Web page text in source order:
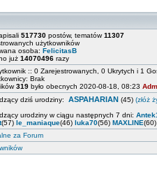
517730 postów, tematów11307
użytkowników
osoba: FelicitasB
już 14070496 razy
:: 0 Zarejestrowanych, 0 Ukrytych i 1
Brak
319 było obecnych 2020-08-18, 08:23
dziś urodziny: ASPAHARIAN (45) (złóż
urodziny w ciągu następnych 7 dni:
(57) le_maniaque(46) luka70(56) MAXLINE(60)
za Forum